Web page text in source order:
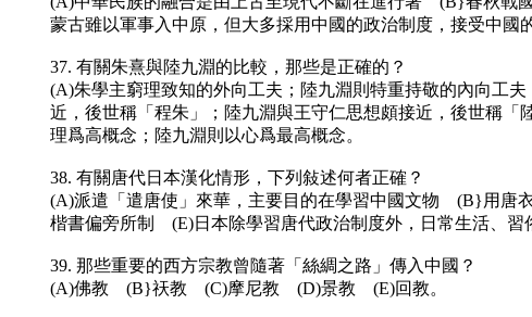
蒙古雖以軍事入中原，但大多採用中國的政治制度，接受中
37. 有關朱熹與陸九淵的比較，那些是正確的？
(A)朱學主窮理致知的外向工夫；陸九淵則特重持敬的內向工
近，後世稱「程朱」；陸九淵與王守仁思想頗接近，後世稱
理爲高概念；陸九淵則以心爲最高概念。
38. 有關唐代日本漢化情形，下列敍述何者正確？
(A)派遣「遣唐使」來華，主要目的在學習中國文物 (B}用唐
楷書偏旁所制 (E)日本除學習唐代政治制度外，日常生活、習
39. 那些重要的西方宗教曾隨著「絲綢之路」傳入中國？
(A)佛教 (B}祆教 (C)摩尼教 (D)景教 (E)回教。